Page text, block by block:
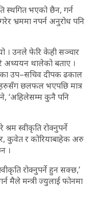
स्थगित भएको छैन, गर्न
भ्रममा नपर्न अनुरोध पनि
। उनले फेरि केही सञ्चार
अध्ययन थालेको बताए ।
उप–सचिव दीपक ढकाल
छलफल भएपछि मात्र
‘अहिलेसम्म कुनै पनि
स्वीकृति रोक्नुपर्ने
कुवेत र कोरियाबाहेक अरु
।
रोक्नुपर्ने हुन सक्छ,’
मैले मन्त्री ज्युलाई फोनमा